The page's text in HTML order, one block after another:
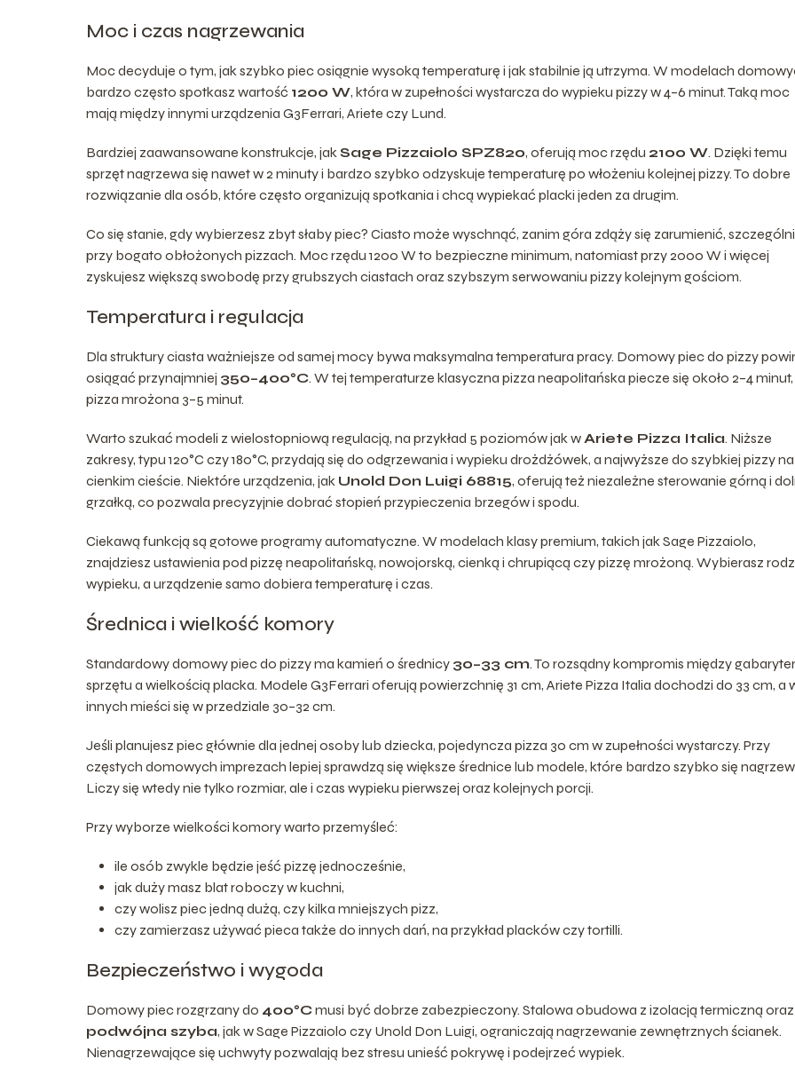
Moc i czas nagrzewania
Moc decyduje o tym, jak szybko piec osiągnie wysoką temperaturę i jak stabilnie ją utrzyma. W modelach
bardzo często spotkasz wartość 1200 W, która w zupełności wystarcza do wypieku pizzy w 4–6 minut. Taką moc
mają między innymi urządzenia G3Ferrari, Ariete czy Lund.
Bardziej zaawansowane konstrukcje, jakSage Pizzaiolo SPZ820, oferują moc rzędu 2100 W. Dzięki temu
sprzęt nagrzewa się nawet w 2 minuty i bardzo szybko odzyskuje temperaturę po włożeniu kolejnej pizzy. To dobre
rozwiązanie dla osób, które często organizują spotkania i chcą wypiekać placki jeden za drugim.
Co się stanie, gdy wybierzesz zbyt słaby piec? Ciasto może wyschnąć, zanim góra zdąży się zarumienić,
przy bogato obłożonych pizzach. Moc rzędu 1200 W to bezpieczne minimum, natomiast przy 2000 W i więcej
zyskujesz większą swobodę przy grubszych ciastach oraz szybszym serwowaniu pizzy kolejnym gościom.
Temperatura i regulacja
Dla struktury ciasta ważniejsze od samej mocy bywa maksymalna temperatura pracy. Domowy piec do pizzy
osiągać przynajmniej 350–400°C. W tej temperaturze klasyczna pizza neapolitańska piecze się około 2–4
pizza mrożona 3–5 minut.
Warto szukać modeli z wielostopniową regulacją, na przykład 5 poziomów jak wAriete Pizza Italia. Niższe
zakresy, typu 120°C czy 180°C, przydają się do odgrzewania i wypieku drożdżówek, a najwyższe do szybkiej pizzy na
cienkim cieście. Niektóre urządzenia, jak Unold Don Luigi 68815, oferują też niezależne sterowanie górną i
grzałką, co pozwala precyzyjnie dobrać stopień przypieczenia brzegów i spodu.
Ciekawą funkcją są gotowe programy automatyczne. W modelach klasy premium, takich jak Sage Pizzaiolo,
znajdziesz ustawienia pod pizzę neapolitańską, nowojorską, cienką i chrupiącą czy pizzę mrożoną. Wybierasz
wypieku, a urządzenie samo dobiera temperaturę i czas.
Średnica i wielkość komory
Standardowy domowy piec do pizzy ma kamień o średnicy 30–33 cm. To rozsądny kompromis między
sprzętu a wielkością placka. Modele G3Ferrari oferują powierzchnię 31 cm, Ariete Pizza Italia dochodzi do 33 cm, a
innych mieści się w przedziale 30–32 cm.
Jeśli planujesz piec głównie dla jednej osoby lub dziecka, pojedyncza pizza 30 cm w zupełności wystarczy. Przy
częstych domowych imprezach lepiej sprawdzą się większe średnice lub modele, które bardzo szybko się
Liczy się wtedy nie tylko rozmiar, ale i czas wypieku pierwszej oraz kolejnych porcji.
Przy wyborze wielkości komory warto przemyśleć:
ile osób zwykle będzie jeść pizzę jednocześnie,
jak duży masz blat roboczy w kuchni,
czy wolisz piec jedną dużą, czy kilka mniejszych pizz,
czy zamierzasz używać pieca także do innych dań, na przykład placków czy tortilli.
Bezpieczeństwo i wygoda
Domowy piec rozgrzany do 400°Cmusi być dobrze zabezpieczony. Stalowa obudowa z izolacją termiczną oraz
podwójna szyba, jak w Sage Pizzaiolo czy Unold Don Luigi, ograniczają nagrzewanie zewnętrznych ścianek.
Nienagrzewające się uchwyty pozwalają bez stresu unieść pokrywę i podejrzeć wypiek.